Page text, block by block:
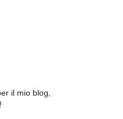
il mio blog,